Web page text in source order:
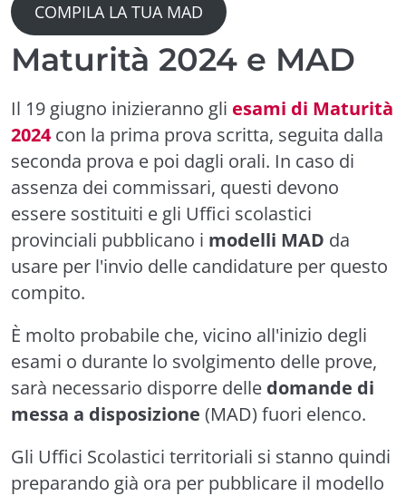
COMPILA LA TUA MAD
Maturità 2024 e MAD
Il 19 giugno inizieranno gli esami di Maturità
2024con la prima prova scritta, seguita dalla
seconda prova e poi dagli orali. In caso di
assenza dei commissari, questi devono
essere sostituiti e gli Uffici scolastici
provinciali pubblicano i modelli MAD da
usare per l'invio delle candidature per questo
compito.
È molto probabile che, vicino all'inizio degli
esami o durante lo svolgimento delle prove,
sarà necessario disporre delle domande di
messa a disposizione (MAD) fuori elenco.
Gli Uffici Scolastici territoriali si stanno quindi
preparando già ora per pubblicare il modello